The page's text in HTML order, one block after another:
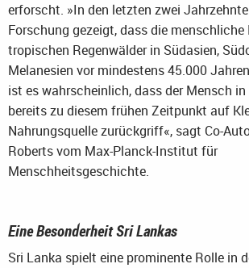
erforscht. »In den letzten zwei
Forschung gezeigt, dass die menschliche
tropischen Regenwälder in Südasien,
Melanesien vor mindestens 45.000
ist es wahrscheinlich, dass der Mensch
bereits zu diesem frühen Zeitpunkt auf
Nahrungsquelle zurückgriff«, sagt Co-
Roberts vom Max-Planck-Institut für
Menschheitsgeschichte.
Eine Besonderheit Sri Lankas
Sri Lanka spielt eine prominente Rolle in